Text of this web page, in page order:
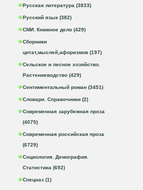
Русская литература (3833)
Русский язык (382)
СМИ. Книжное дело (429)
Сборники
цитат,мыслей,афоризмов (197)
Сельское и лесное хозяйство.
Растениеводство (429)
Сентиментальный роман (3451)
Словари. Справочники (2)
Современная зарубежная проза
(4075)
Современная российская проза
(6729)
Социология. Демография.
Статистика (692)
Спецназ (1)